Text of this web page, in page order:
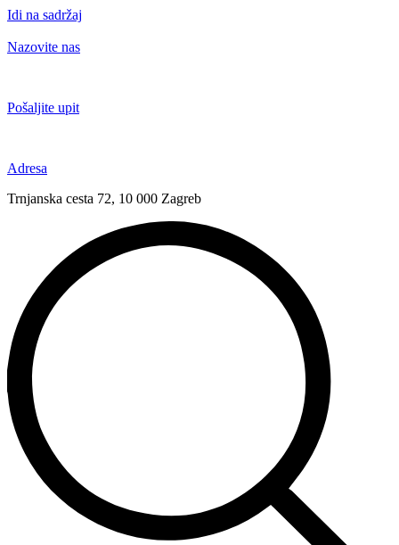
Idi na sadržaj
Nazovite nas
Pošaljite upit
Adresa
Trnjanska cesta 72, 10 000 Zagreb